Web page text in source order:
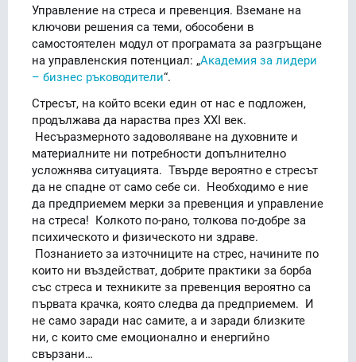
Управление на стреса и превенция. Вземане на
ключови решения са теми, обособени в
самостоятелен модул от програмата за разгръщане
на управленския потенциал: „Академия за лидери
– бизнес ръководители“.
Стресът, на който всеки един от нас е подложен,
продължава да нараства през XXI век.
Несъразмерното задоволяване на духовните и
материалните ни потребности допълнително
усложнява ситуацията. Твърде вероятно е стресът
да не спадне от само себе си. Необходимо е ние
да предприемем мерки за превенция и управление
на стреса! Колкото по-рано, толкова по-добре за
психическото и физическото ни здраве.
Познанието за източниците на стрес, начините по
които ни въздействат, добрите практики за борба
със стреса и техниките за превенция вероятно са
първата крачка, която следва да предприемем. И
не само заради нас самите, а и заради близките
ни, с които сме емоционално и енергийно
свързани…